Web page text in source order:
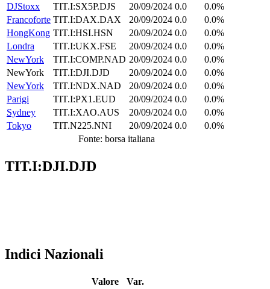
DJStoxx
TIT.I:SX5P.DJS 20/09/2024 0.0
0.0%
Francoforte TIT.I:DAX.DAX 20/09/2024 0.0
0.0%
HongKong TIT.I:HSI.HSN 20/09/2024 0.0
0.0%
Londra
TIT.I:UKX.FSE 20/09/2024 0.0
0.0%
NewYork
TIT.I:COMP.NAD 20/09/2024 0.0
0.0%
NewYork
TIT.I:DJI.DJD 20/09/2024 0.0
0.0%
NewYork
TIT.I:NDX.NAD 20/09/2024 0.0
0.0%
Parigi
TIT.I:PX1.EUD 20/09/2024 0.0
0.0%
Sydney
TIT.I:XAO.AUS 20/09/2024 0.0
0.0%
Tokyo
TIT.N225.NNI 20/09/2024 0.0
0.0%
Fonte: borsa italiana
TIT.I:DJI.DJD
Indici Nazionali
Valore
Var.